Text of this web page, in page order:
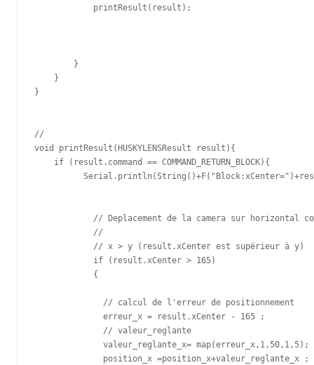
            printResult(result);
        }
    }
}
//
void printResult(HUSKYLENSResult result){
    if (result.command == COMMAND_RETURN_BLOCK){
// Deplacement de la camera sur horizontal
            //
            // x > y (result.xCenter est supérieur à y)
            if (result.xCenter > 165)
            {
              // calcul de l'erreur de positionnement
              erreur_x = result.xCenter - 165 ;
              // valeur_reglante
              valeur_reglante_x= map(erreur_x,1,50,1,5);
              position_x =position_x+valeur_reglante_x ;